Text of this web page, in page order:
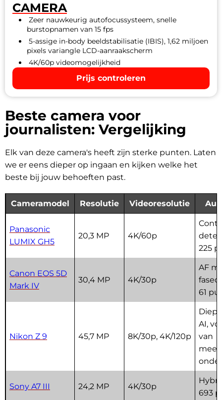
CAMERA
Zeer nauwkeurig autofocussysteem, snelle
burstopnamen van 15 fps
5-assige in-body beeldstabilisatie (IBIS), 1,62 miljoen
pixels variangle LCD-aanraakscherm
4K/60p videomogelijkheid
Prijs controleren
Beste camera voor
journalisten: Vergelijking
Elk van deze camera's heeft zijn sterke punten. Laten
we er eens dieper op ingaan en kijken welke het
beste bij jouw behoeften past.
Cameramodel Resolutie Videoresolutie
Panasonic
LUMIX GH5
20,3 MP 4K/60p
225
Canon EOS 5D
Mark IV
30,4 MP 4K/30p
AF
61
Nikon Z 9 45,7 MP 8K/30p, 4K/120p
AI,
van
Sony A7 III 24,2 MP 4K/30p
693